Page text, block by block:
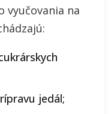
vyučovania na
jedál;